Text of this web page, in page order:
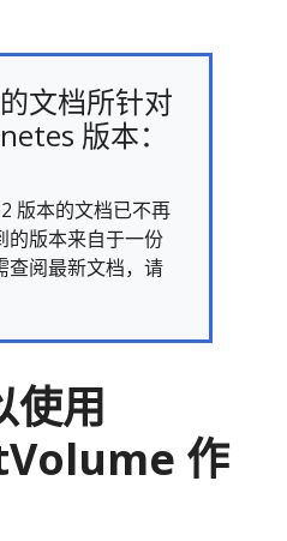
文档所针对
版本：
版本的文档已不再
的版本来自于一份
查阅最新文档，请
使用
作